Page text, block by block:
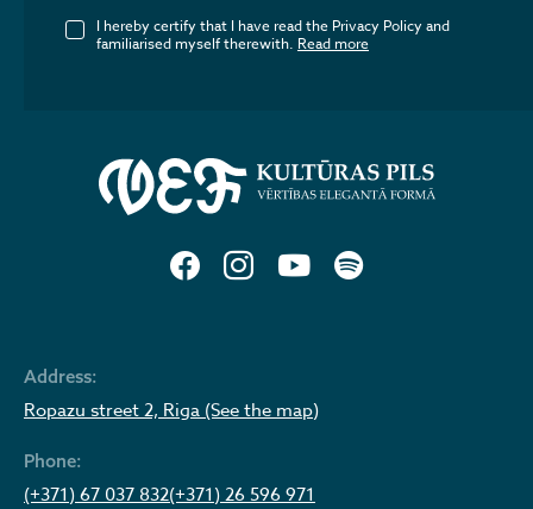
Address:
Ropazu street 2, Riga (See the map)
Phone:
(+371) 67 037 832(+371) 26 596 971
I hereby certify that I have read the Privacy Policy and
familiarised myself therewith. Read more